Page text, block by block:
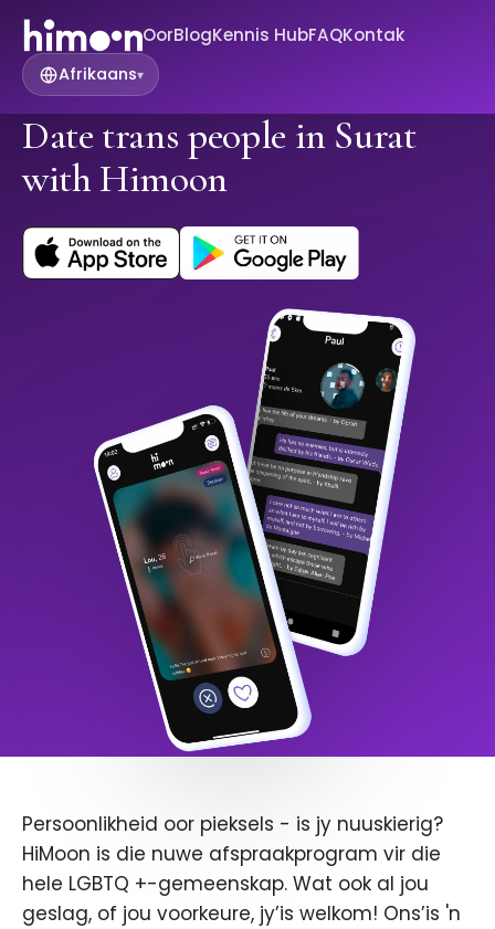
OorBlogKennis HubFAQKontak
Afrikaans▾
Date trans people in Surat
with Himoon
Persoonlikheid oor pieksels - is jy nuuskierig?
HiMoon is die nuwe afspraakprogram vir die
hele LGBTQ +-gemeenskap. Wat ook al jou
geslag, of jou voorkeure, jy’is welkom! Ons’is 'n